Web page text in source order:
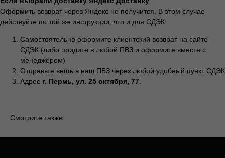
Оформить возврат через Яндекс не получится. В этом случае
действуйте по той же инструкции, что и для СДЭК:
Самостоятельно оформите клиентский возврат на сайте
СДЭК (либо придите в любой ПВЗ и оформите вместе с
менеджером)
Отправьте вещь в наш ПВЗ через любой удобный пункт СДЭК
Адрес г. Пермь, ул. 25 октября, 77.
Смотрите также
ИП Гилёв Михаил
Витальевич
ИНН: 590847626354
Разработка сайта: Паша
Баобаб